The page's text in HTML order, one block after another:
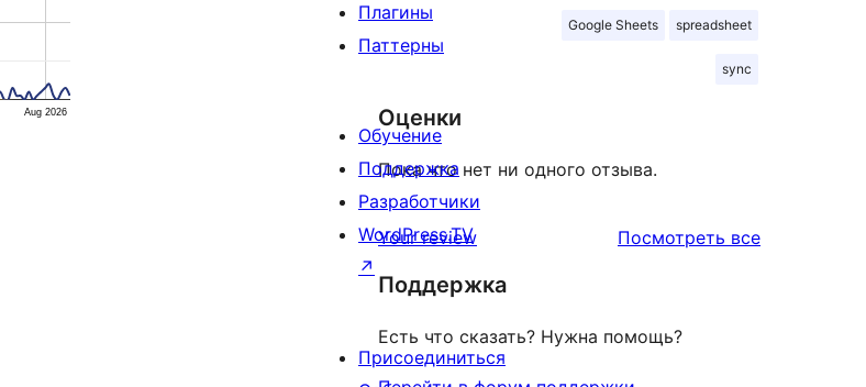
Aug 2026
Google Sheets spreadsheet
sync
Оценки
Пока что нет ни одного отзыва.
Your review Посмотреть всеотзывы
Поддержка
Есть что сказать? Нужна помощь?
Плагины
Паттерны
Обучение
Поддержка
Разработчики
WordPress.TV
↗
Присоединиться